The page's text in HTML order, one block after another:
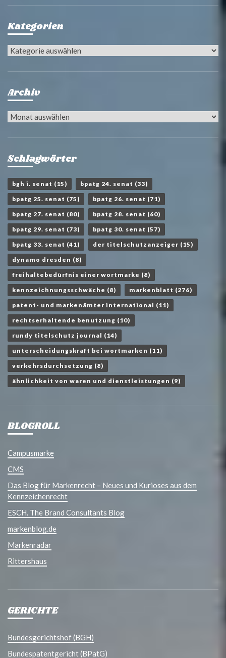
Kategorien
Kategorien
Archiv
Archiv
Schlagwörter
bgh i. senat (15) bpatg 24. senat (33)
bpatg 25. senat (75) bpatg 26. senat (71)
bpatg 27. senat (80) bpatg 28. senat (60)
bpatg 29. senat (73) bpatg 30. senat (57)
bpatg 33. senat (41) der titelschutzanzeiger (15)
dynamo dresden (8)
freihaltebedürfnis einer wortmarke (8)
kennzeichnungsschwäche (8) markenblatt (276)
patent- und markenämter international (11)
rechtserhaltende benutzung (10)
rundy titelschutz journal (14)
unterscheidungskraft bei wortmarken (11)
verkehrsdurchsetzung (8)
ähnlichkeit von waren und dienstleistungen (9)
BLOGROLL
Campusmarke
CMS
Das Blog für Markenrecht – Neues und Kurioses aus dem
Kennzeichenrecht
ESCH. The Brand Consultants Blog
markenblog.de
Markenradar
Rittershaus
GERICHTE
Bundesgerichtshof (BGH)
Bundespatentgericht (BPatG)